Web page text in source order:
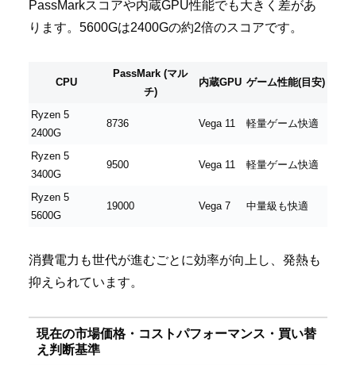
PassMarkスコアや内蔵GPU性能でも大きく差があ
ります。5600Gは2400Gの約2倍のスコアです。
CPU
PassMark (マル
チ)
内蔵GPU ゲーム性能(目安)
Ryzen 5
2400G
8736 Vega 11 軽量ゲーム快適
Ryzen 5
3400G
9500 Vega 11 軽量ゲーム快適
Ryzen 5
5600G
19000 Vega 7 中量級も快適
消費電力も世代が進むごとに効率が向上し、発熱も
抑えられています。
現在の市場価格・コストパフォーマンス・買い替
え判断基準